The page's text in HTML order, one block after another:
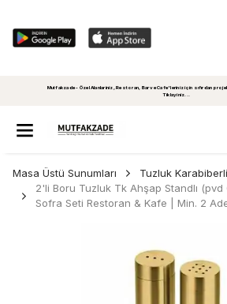
Mutfakzade - Özel Alanlariniz, Restoran, Bar ve Cafe'leriniz için sıfırdan
Tiklayiniz...
Masa Üstü Sunumları
Tuzluk
2'li Boru Tuzluk Tk Ahşap Standlı (pvd
Sofra Seti Restoran & Kafe | Min. 2